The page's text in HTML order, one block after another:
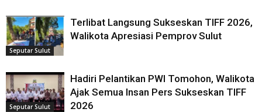
Seputar Sulut
Terlibat Langsung Sukseskan TIFF 2026,
Walikota Apresiasi Pemprov Sulut
Seputar Sulut
Hadiri Pelantikan PWI Tomohon, Walikota
Ajak Semua Insan Pers Sukseskan TIFF
2026